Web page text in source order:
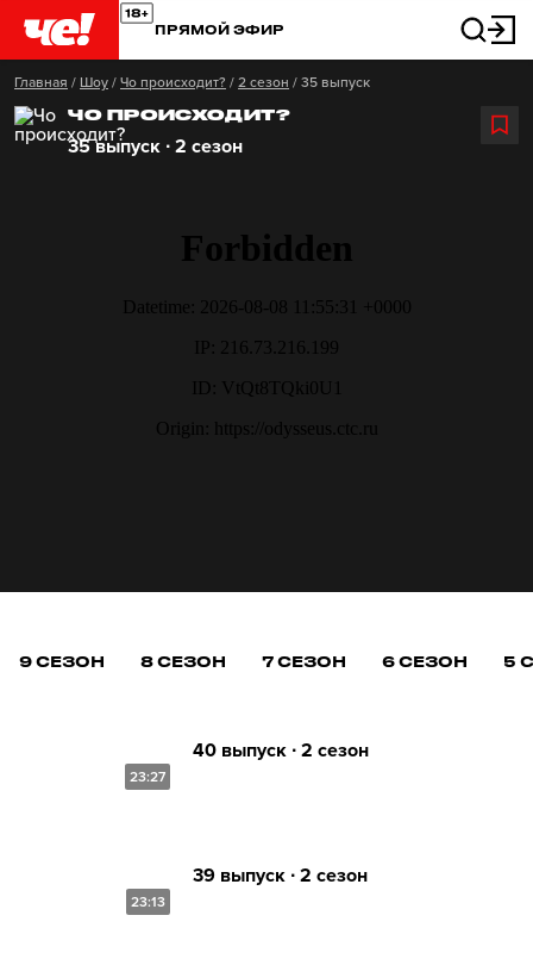
ПРЯМОЙ ЭФИР
Главная / Шоу / Чо происходит? / 2 сезон / 35 выпуск
ЧО ПРОИСХОДИТ?
35 выпуск ∙ 2 сезон
9 СЕЗОН 8 СЕЗОН 7 СЕЗОН 6 СЕЗОН 5
23:27
40 выпуск ∙ 2 сезон
23:13
39 выпуск ∙ 2 сезон